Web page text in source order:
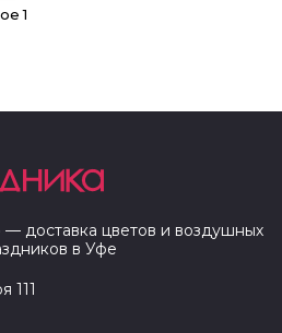
1
— доставка цветов и воздушных
в Уфе
111